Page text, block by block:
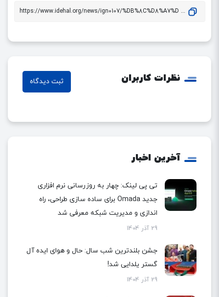
... https://www.idehal.org/news/ign0107/%DB%8C%D8%A7%D
نظرات کاربران ثبت دیدگاه
آخرین اخبار
تی پی لینک: چهار به روزرسانی نرم افزاری
جدید Omada برای ساده سازی طراحی، راه
اندازی و مدیریت شبکه معرفی شد
29 آذر 1404
جشن بلندترین شب سال: حال و هوای ایده آل
گستر یلدایی شد!
29 آذر 1404